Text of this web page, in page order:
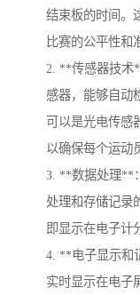
结束板的时间。
比赛的公平性和
2. **传感器技术
感器，能够自动
可以是光电传感
以确保每个运动
3. **数据处理**
处理和存储记录
即显示在电子计
4. **电子显示和
实时显示在电子